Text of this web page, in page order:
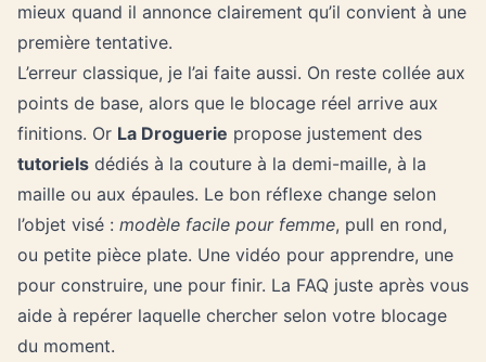
mieux quand il annonce clairement qu’il convient à une
première tentative.
L’erreur classique, je l’ai faite aussi. On reste collée aux
points de base, alors que le blocage réel arrive aux
finitions. Or La Droguerie propose justement des
tutoriels dédiés à la couture à la demi-maille, à la
maille ou aux épaules. Le bon réflexe change selon
l’objet visé : modèle facile pour femme, pull en rond,
ou petite pièce plate. Une vidéo pour apprendre, une
pour construire, une pour finir. La FAQ juste après vous
aide à repérer laquelle chercher selon votre blocage
du moment.